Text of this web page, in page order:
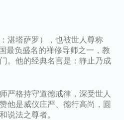
湛塔萨罗），也被世人尊称
最负盛名的禅修导师之一，教
。他的经典名言是：静止乃成
严格持守道德戒律，深受世人
他是威仪庄严、德行高尚，圆
说法之尊者。